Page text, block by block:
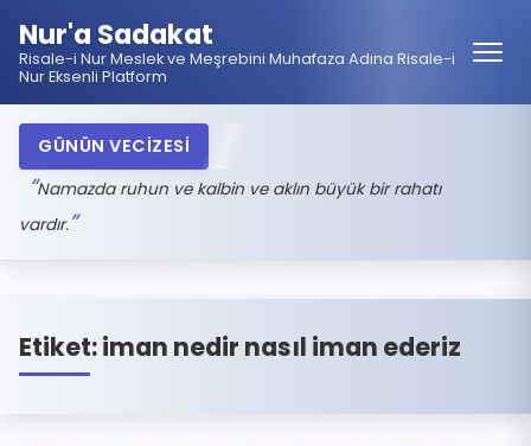
Nur'a Sadakat
Risale-i Nur Meslek ve Meşrebini Muhafaza Adına Risale-i
Nur Eksenli Platform
GÜNÜN VECİZESİ
Namazda ruhun ve kalbin ve aklın büyük bir rahatı
vardır.
Etiket:iman nedir nasıl iman ederiz